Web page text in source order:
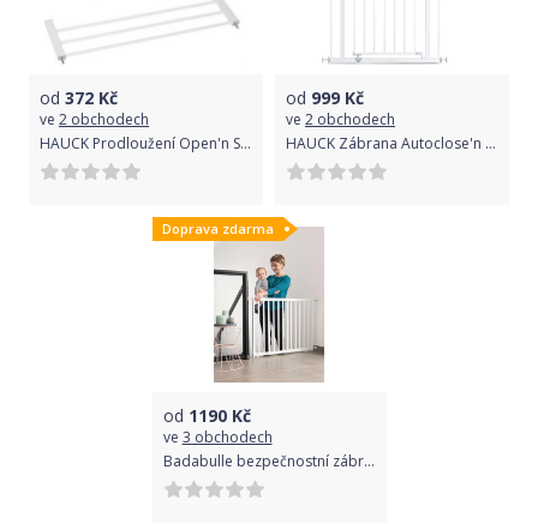
od 372 Kč
ve 2 obchodech
HAUCK Prodloužení Open'n Stop 21 cm - White
od 999 Kč
ve 2 obchodech
HAUCK Zábrana Autoclose'n Stop - White
Doprava zdarma
od 1190Kč
ve 3 obchodech
Badabulle bezpečnostní zábrana DECO POP bílá